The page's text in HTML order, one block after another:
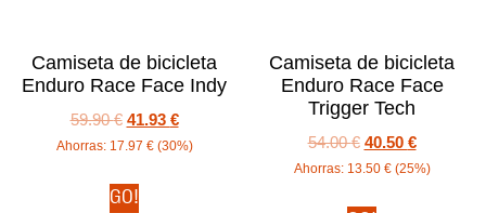
Camiseta de bicicleta
Enduro Race Face Indy
59.90€ 41.93 €
Ahorras: 17.97 € (30%)
GO!
Camiseta de bicicleta
Enduro Race Face
Trigger Tech
54.00€ 40.50 €
Ahorras: 13.50 € (25%)